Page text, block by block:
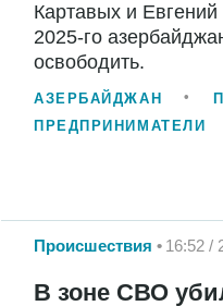
Картавых и
2025-го
освободить.
АЗЕРБАЙДЖАН
ПРЕДПРИНИМАТЕЛИ
Происшествия 16:52 /
В зоне СВО